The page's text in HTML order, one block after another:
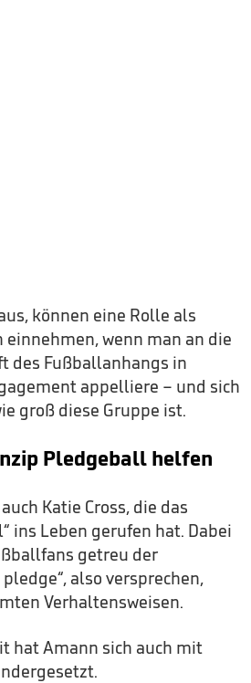
können eine Rolle als
wenn man an die
des Fußballanhangs in
appelliere – und sich
groß diese Gruppe ist.
Pledgeball helfen
Katie Cross, die das
ins Leben gerufen hat. Dabei
getreu der
also versprechen,
Verhaltensweisen.
hat Amann sich auch mit